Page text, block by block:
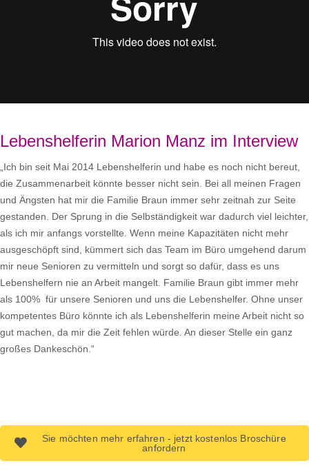
Lebenshelferin Marion Manz im Interview
„Ich bin seit Mai 2014 Lebenshelferin und habe es noch nicht bereut,
die Zusammenarbeit könnte besser nicht sein. Bei all meinen Fragen
und Ängsten hat mir die Familie Braun immer sehr zeitnah zur Seite
gestanden. Der Sprung in die Selbständigkeit war dadurch viel leichter,
als ich mir anfangs vorstellte. Wenn meine Kapazitäten nicht mehr
ausgeschöpft sind, kümmert sich das Team im Büro umgehend darum
mir neue Senioren zu vermitteln und sorgt so dafür, dass es uns
Lebenshelfern nie an Arbeit mangelt. Familie Braun gibt immer mehr
als 100% für unsere Senioren und uns die Lebenshelfer. Ohne unser
kompetentes Büro könnte ich als Lebenshelferin meine Arbeit nicht so
gut machen, da mir die Zeit fehlen würde. An dieser Stelle ein ganz
großes Dankeschön.“
Sie möchten mehr erfahren - jetzt kostenlos Broschüre
anfordern